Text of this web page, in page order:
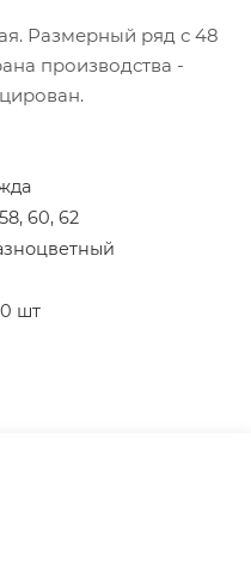
Размерный ряд с 48
производства -
60, 62
шт